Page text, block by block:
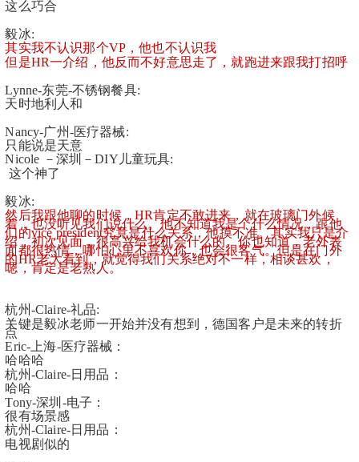
这么巧合
毅冰:
其实我不认识那个VP，他也不认识我
但是HR一介绍，他反而不好意思走了，就跑进来跟我打招呼
Lynne-东莞-不锈钢餐具:
天时地利人和
Nancy-广州-医疗器械:
只能说是天意
Nicole －深圳－DIY儿童玩具:
这个神了
毅冰:
然后我跟他聊的时候，HR肯定不敢进来，就在玻璃门外候
着，也没听见我们说什么。他不知道我是个什么情况，跟他
们的vice president究竟是什么关系，他摸不准。其实我只是介
绍，初次见面，很高兴给我机会什么的。你也知道，老外表
面都很热情，哪怕心里不喜欢你，也会很客气。但是在门外
的HR老大看到，就觉得我们关系绝对不一样，相谈甚欢，
嗯，肯定是老熟人。
杭州-Claire-礼品:
关键是毅冰老师一开始并没有想到，德国客户是未来的转折
点
Eric-上海-医疗器械：
哈哈哈
杭州-Claire-日用品：
哈哈
Tony-深圳-电子：
很有场景感
杭州-Claire-日用品：
电视剧似的